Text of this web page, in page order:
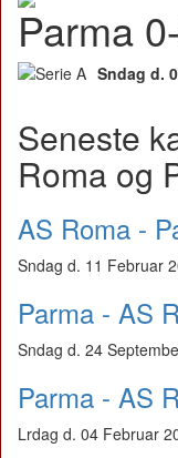
Parma
Sndag d.
Seneste
Roma og
AS Roma -
Sndag d. 11 Februar
Parma - AS
Sndag d. 24
Parma - AS
Lrdag d. 04 Februar